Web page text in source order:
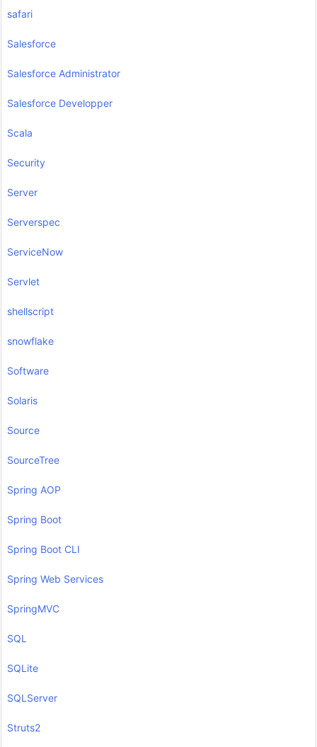
safari
Salesforce
Salesforce Administrator
Salesforce Developper
Scala
Security
Server
Serverspec
ServiceNow
Servlet
shellscript
snowflake
Software
Solaris
Source
SourceTree
Spring AOP
Spring Boot
Spring Boot CLI
Spring Web Services
SpringMVC
SQL
SQLite
SQLServer
Struts2